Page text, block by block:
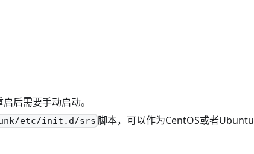
后需要手动启动。
etc/init.d/srs 脚本，可以作为CentOS或者Ubuntu